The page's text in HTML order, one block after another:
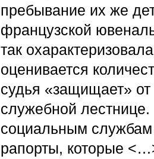
пребывание их же
французской
так
оценивается
судья «защищает»
служебной лестнице.
социальным
рапорты, которые